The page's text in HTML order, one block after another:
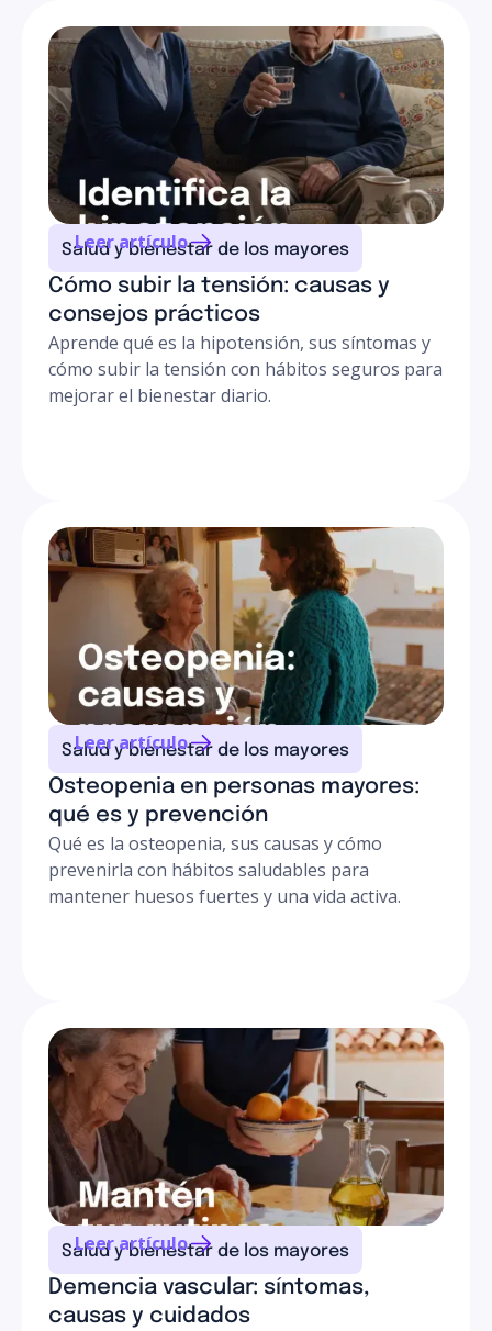
propia casa.
conversar con más comodidad.
Cuidar a una persona encamada en casa tiene su
técnica: en Senniors, nuestras cuidadoras y el equipo
de enfermería a domicilio dominan estos cambios de
postura para que tu familiar esté cómodo y seguro.
Salud y bienestar de los mayores
Cómo subir la tensión: causas y
consejos prácticos
Aprende qué es la hipotensión, sus síntomas y
cómo subir la tensión con hábitos seguros para
mejorar el bienestar diario.
Leer artículo
Salud y bienestar de los mayores
Osteopenia en personas mayores:
qué es y prevención
Qué es la osteopenia, sus causas y cómo
prevenirla con hábitos saludables para
mantener huesos fuertes y una vida activa.
Leer artículo
Salud y bienestar de los mayores
Demencia vascular: síntomas,
causas y cuidados
Leer artículo